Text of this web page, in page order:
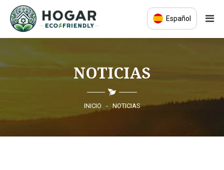
Español
NOTICIAS
INICIO - NOTICIAS